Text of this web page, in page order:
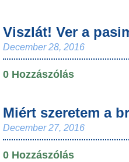
Viszlát! Ver a
December 28, 2016
0 Hozzászólás
Miért szeretem a
December 27, 2016
0 Hozzászólás